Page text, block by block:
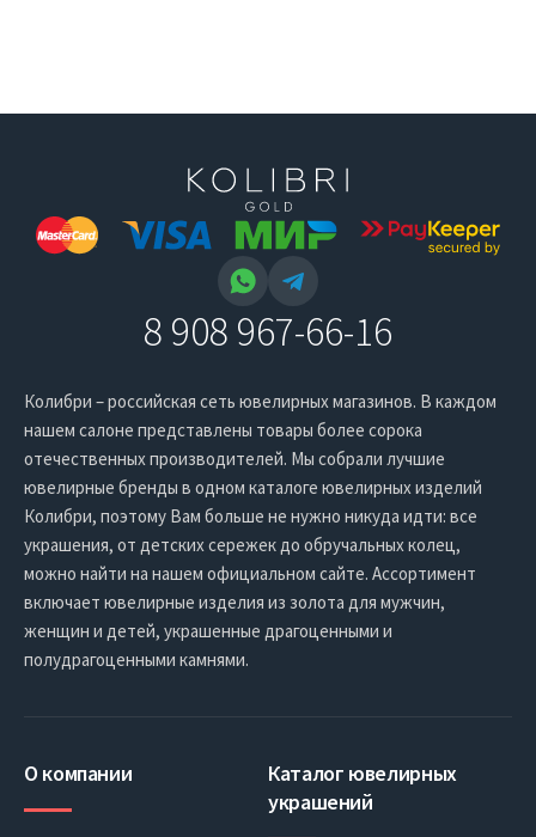
8 908 967-66-16
Колибри – российская сеть ювелирных магазинов. В каждом
нашем салоне представлены товары более сорока
отечественных производителей. Мы собрали лучшие
ювелирные бренды в одном каталоге ювелирных изделий
Колибри, поэтому Вам больше не нужно никуда идти: все
украшения, от детских сережек до обручальных колец,
можно найти на нашем официальном сайте. Ассортимент
включает ювелирные изделия из золота для мужчин,
женщин и детей, украшенные драгоценными и
полудрагоценными камнями.
О компании
Каталог ювелирных
украшений